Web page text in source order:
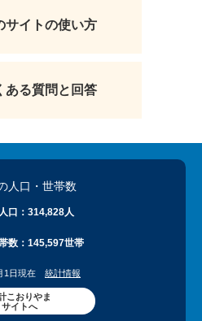
サイトの使い方
ある質問と回答
人口 ・世帯数
人口： 314,828人
数： 145,597世帯
1日現在 統計情報
こおりやま
サイトへ